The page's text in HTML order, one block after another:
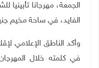
الجمعة، مهرجانا تأبينيا
الفايد، في ساحة مخيم
وأكد الناطق الإعلامي
في كلمته خلال